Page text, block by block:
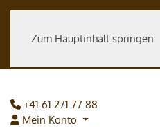
Zum Hauptinhalt springen
+41 61 271 77 88
Mein Konto